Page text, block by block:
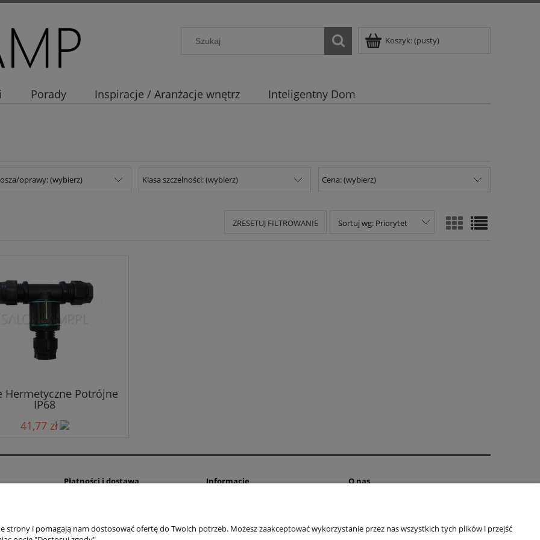
Koszyk:(pusty)
Porady Inspiracje / Aranżacje wnętrz Inteligentny Dom
oprawy: (wybierz) Klasa szczelności: (wybierz) Cena: (wybierz)
Sortuj wg: Priorytet
ZRESETUJ FILTROWANIE
Hermetyczne Potrójne
IP68
41,77 zł
Płatności i dostawa Informacje
Oświadczenie o Dostępności
O nas
strony i pomagają nam dostosować ofertę do Twoich potrzeb. Możesz zaakceptować wykorzystanie przez nas wszystkich tych plików i przejść